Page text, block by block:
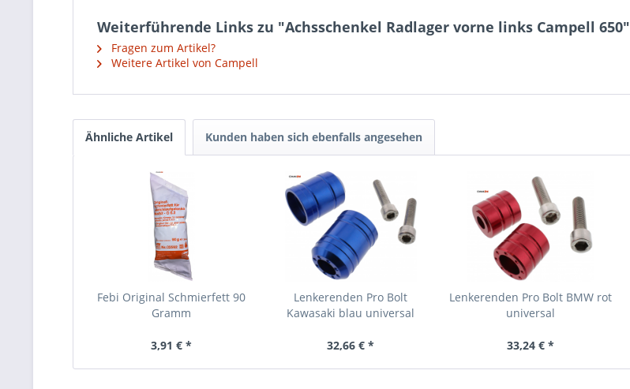
Weiterführende Links zu "Achsschenkel Radlager vorne links Campell 650"
Fragen zum Artikel?
Weitere Artikel von Campell
Ähnliche Artikel Kunden haben sich ebenfalls angesehen
Febi Original Schmierfett 90
Gramm
3,91 € *
Lenkerenden Pro Bolt
Kawasaki blau universal
32,66 € *
Lenkerenden Pro Bolt BMW rot
universal
33,24 € *